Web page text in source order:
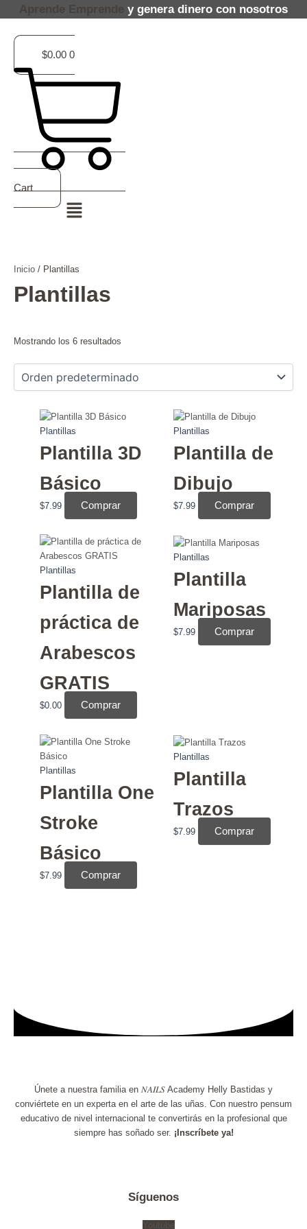
al
contenido
Aprende Emprende y genera dinero con nosotros
$0.00 0
Cart
Menú
Inicio / Plantillas
Plantillas
Mostrando los 6 resultados
Plantillas
Plantilla 3D
Básico
$7.99 Comprar
Plantillas
Plantilla de
Dibujo
$7.99 Comprar
Plantillas
Plantilla de
práctica de
Arabescos
GRATIS
$0.00 Comprar
Plantillas
Plantilla
Mariposas
$7.99 Comprar
Plantillas
Plantilla One
Stroke
Básico
$7.99 Comprar
Plantillas
Plantilla
Trazos
$7.99 Comprar
Únete a nuestra familia en 𝑁𝐴𝐼𝐿𝑆 Academy Helly Bastidas y
conviértete en un experta en el arte de las uñas. Con nuestro pensum
educativo de nivel internacional te convertirás en la profesional que
siempre has soñado ser. ¡Inscríbete ya!
Síguenos
Youtube